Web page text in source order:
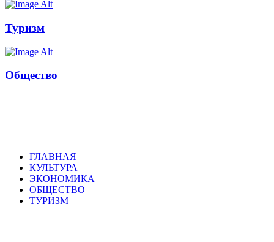
Туризм
Общество
ГЛАВНАЯ
КУЛЬТУРА
ЭКОНОМИКА
ОБЩЕСТВО
ТУРИЗМ